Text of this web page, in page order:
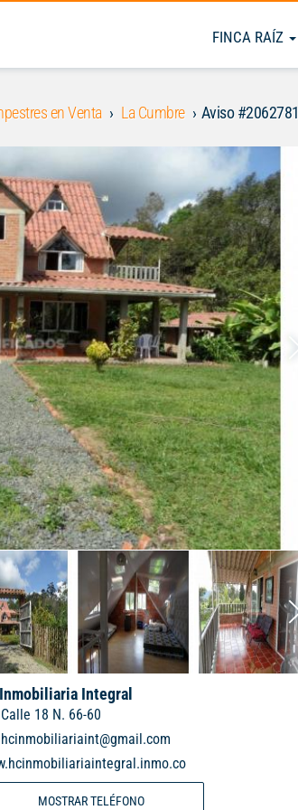
FINCA RAÍZ
en Venta La Cumbre Aviso #2062781
Integral
Calle 18 N. 66-60
hcinmobiliariaint@gmail.com
MOSTRAR TELÉFONO